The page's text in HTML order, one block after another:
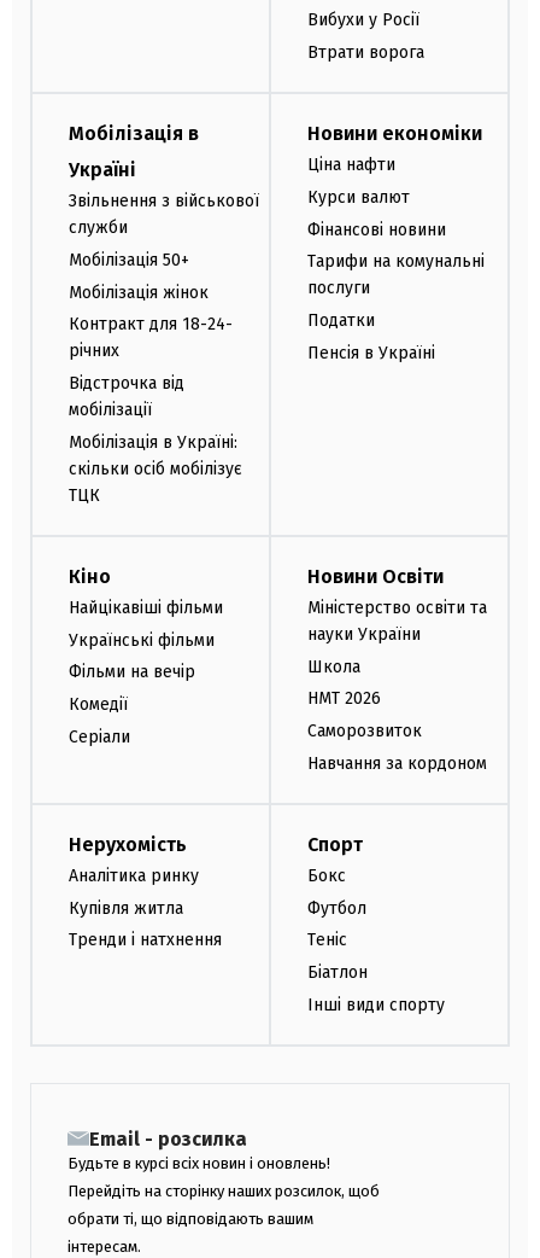
Вибухи у Росії
Втрати ворога
Мобілізація в
Україні
Звільнення з військової
служби
Мобілізація 50+
Мобілізація жінок
Контракт для 18-24-
річних
Відстрочка від
мобілізації
Мобілізація в Україні:
скільки осіб мобілізує
ТЦК
Новини економіки
Ціна нафти
Курси валют
Фінансові новини
Тарифи на комунальні
послуги
Податки
Пенсія в Україні
Кіно
Найцікавіші фільми
Українські фільми
Фільми на вечір
Комедії
Серіали
Новини Освіти
Міністерство освіти та
науки України
Школа
НМТ 2026
Саморозвиток
Навчання за кордоном
Нерухомість
Аналітика ринку
Купівля житла
Тренди і натхнення
Спорт
Бокс
Футбол
Теніс
Біатлон
Інші види спорту
Email - розсилка
Будьте в курсі всіх новин і оновлень!
Перейдіть на сторінку наших розсилок, щоб
обрати ті, що відповідають вашим
інтересам.